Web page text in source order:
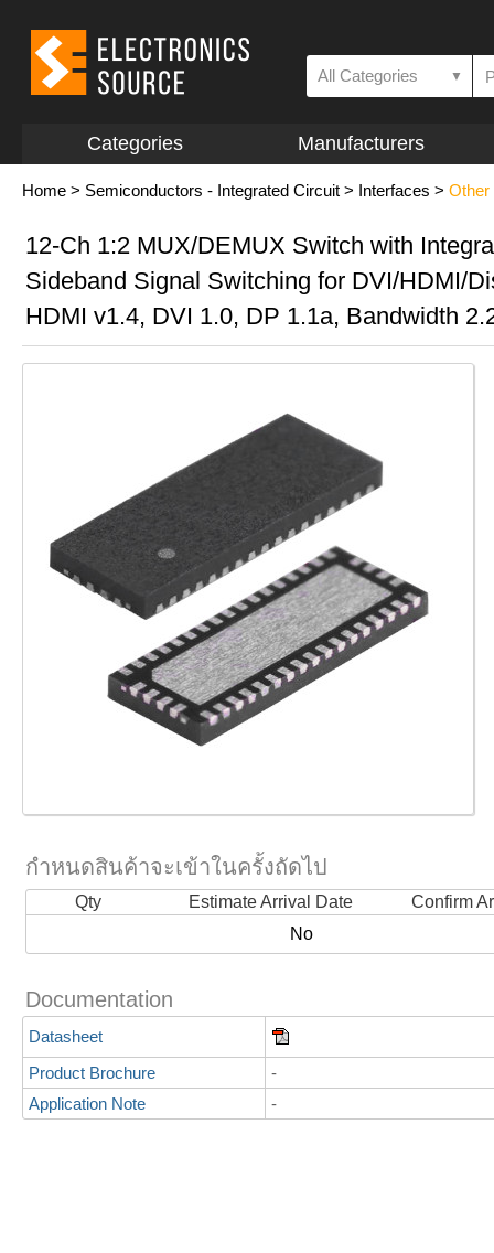
All Categories ▼
Categories Manufacturers
Home > Semiconductors - Integrated Circuit > Interfaces > Other
12-Ch 1:2 MUX/DEMUX Switch with
Sideband Signal Switching for DVI/HDMI/
HDMI v1.4, DVI 1.0, DP 1.1a, Bandwidth
กำหนดสินค้าจะเข้าในครั้งถัดไป
Qty Estimate Arrival Date
Confirm
No
Documentation
Datasheet
Product Brochure
-
Application Note
-